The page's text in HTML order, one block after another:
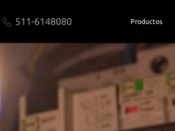
511-6148080 Productos